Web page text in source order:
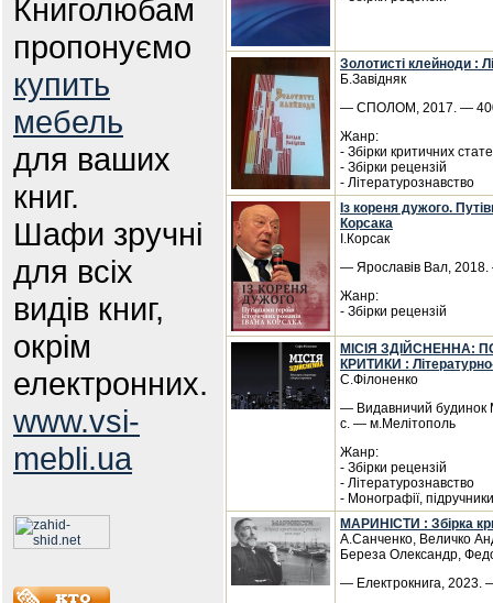
Книголюбам
пропонуємо
купить
мебель
для ваших
книг.
Шафи зручні
для всіх
видів книг,
окрім
електронних.
www.vsi-
mebli.ua
Золотисті клейноди :
Б.Завідняк
— СПОЛОМ, 2017. —
Жанр:
- Збірки критичних
- Збірки рецензій
- Літературознавство
Із кореня дужого.
Корсака
І.Корсак
— Ярославів Вал,
Жанр:
- Збірки рецензій
МІСІЯ ЗДІЙСНЕННА:
КРИТИКИ : Літературно-
С.Філоненко
— Видавничий будинок
с. — м.Мелітополь
Жанр:
- Збірки рецензій
- Літературознавство
- Монографії, підручники
МАРИНІСТИ : Збірка
А.Санченко, Величко
Береза Олександр,
— Електрокнига, 2023.